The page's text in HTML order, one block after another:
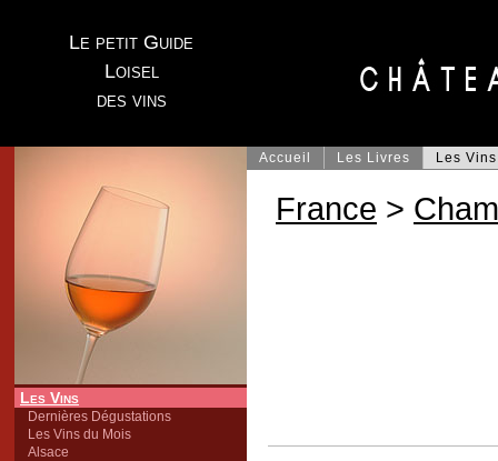
Le petit Guide
Loisel
des vins
Les Vins
Dernières Dégustations
Les Vins du Mois
Alsace
Accueil Les Livres Les Vins
France >